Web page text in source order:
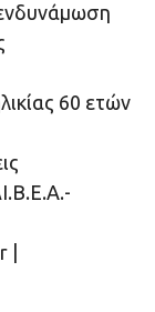
60 ετών